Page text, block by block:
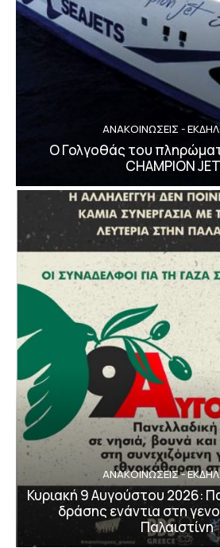
ΑΝΑΚΟΙΝΩΣΕΙΣ -
Ο Γολγοθάς του
CHAMPION
ΑΝΑΚΟΙΝΩΣΕΙΣ -
Κυριακή 9 Αυγούστου 2026:
δράσης ενάντια στη
Παλαιστίνη